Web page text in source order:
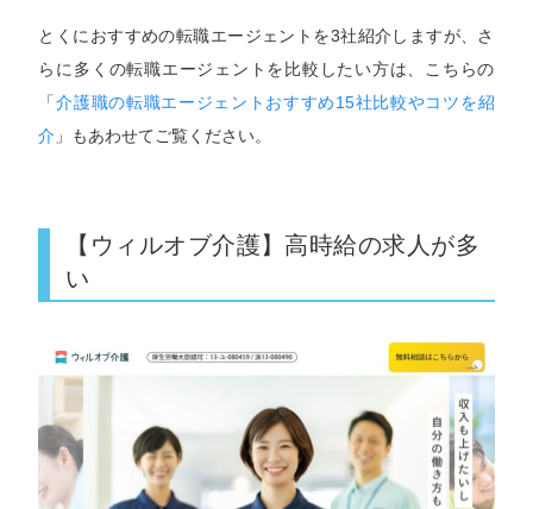
とくにおすすめの転職エージェントを3社紹介しますが、さ
らに多くの転職エージェントを比較したい方は、こちらの
「介護職の転職エージェントおすすめ15社比較やコツを紹
介 」もあわせてご覧ください。
【ウィルオブ介護】高時給の求人が多
い